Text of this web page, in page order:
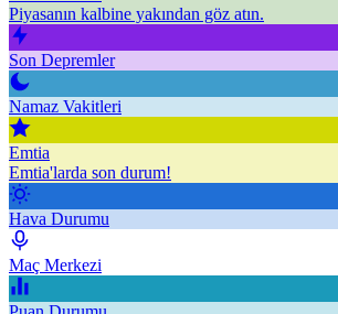
Piyasanın kalbine yakından göz atın.
Son Depremler
Namaz Vakitleri
Emtia
Emtia'larda son durum!
Hava Durumu
Maç Merkezi